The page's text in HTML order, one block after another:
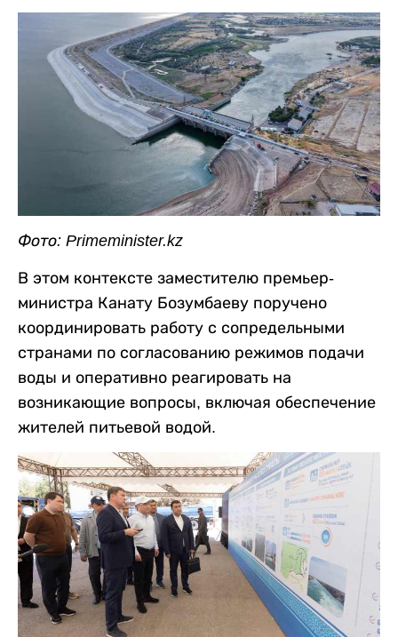
Фото: Primeminister.kz
В этом контексте заместителю премьер-
министра Канату Бозумбаеву поручено
координировать работу с сопредельными
странами по согласованию режимов подачи
воды и оперативно реагировать на
возникающие вопросы, включая обеспечение
жителей питьевой водой.